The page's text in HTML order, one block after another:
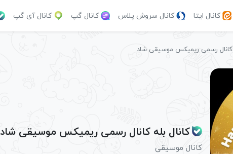
کانال ایتا کانال سروش پلاس کانال گپ کانال آی گپ
کانال رسمی ریمیکس موسیقی شاد
کانال بله کانال رسمی ریمیکس موسیقی شاد
کانال موسیقی